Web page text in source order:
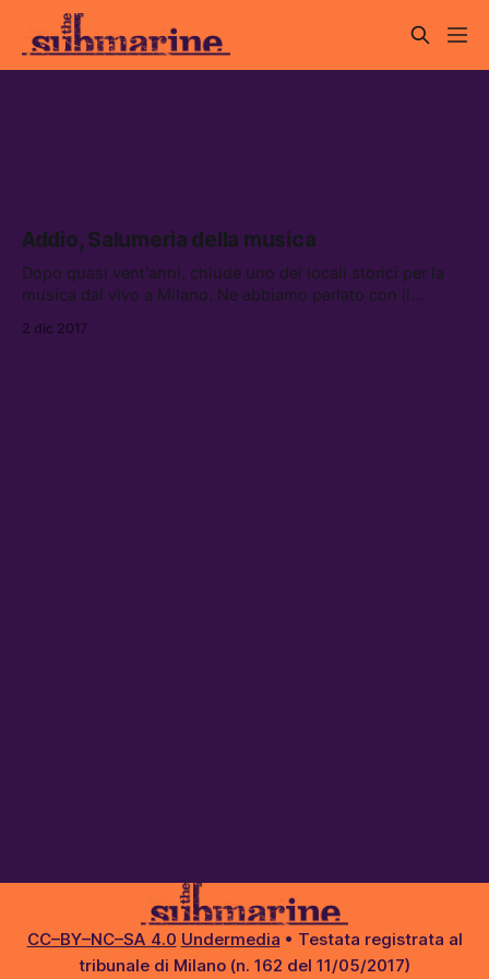
Addio, Salumeria della musica
Dopo quasi vent’anni, chiude uno dei locali storici per la
musica dal vivo a Milano. Ne abbiamo parlato con il
2 dic 2017
CC–BY–NC–SA 4.0 Undermedia • Testata registrata al
tribunale di Milano (n. 162 del 11/05/2017)